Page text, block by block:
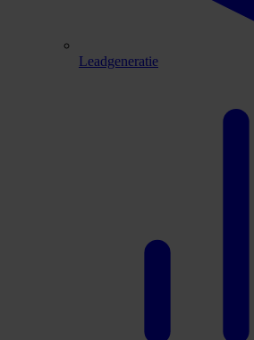
Leadgeneratie